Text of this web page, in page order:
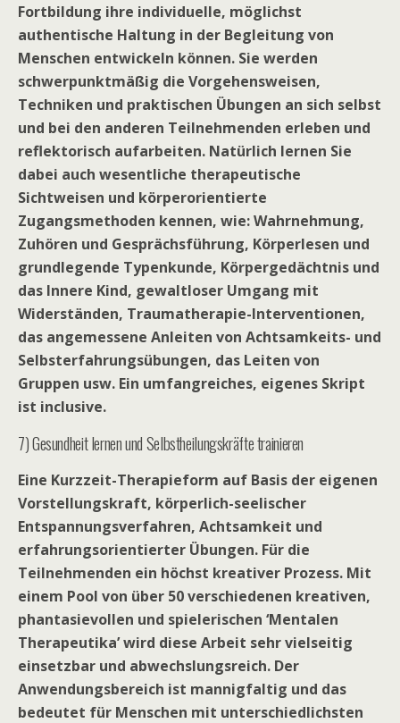
Fortbildung ihre individuelle, möglichst
authentische Haltung in der Begleitung von
Menschen entwickeln können. Sie werden
schwerpunktmäßig die Vorgehensweisen,
Techniken und praktischen Übungen an sich selbst
und bei den anderen Teilnehmenden erleben und
reflektorisch aufarbeiten. Natürlich lernen Sie
dabei auch wesentliche therapeutische
Sichtweisen und körperorientierte
Zugangsmethoden kennen, wie: Wahrnehmung,
Zuhören und Gesprächsführung, Körperlesen und
grundlegende Typenkunde, Körpergedächtnis und
das Innere Kind, gewaltloser Umgang mit
Widerständen, Traumatherapie-Interventionen,
das angemessene Anleiten von Achtsamkeits- und
Selbsterfahrungsübungen, das Leiten von
Gruppen usw. Ein umfangreiches, eigenes Skript
ist inclusive.
7) Gesundheit lernen und Selbstheilungskräfte trainieren
Eine Kurzzeit-Therapieform auf Basis der eigenen
Vorstellungskraft, körperlich-seelischer
Entspannungsverfahren, Achtsamkeit und
erfahrungsorientierter Übungen. Für die
Teilnehmenden ein höchst kreativer Prozess. Mit
einem Pool von über 50 verschiedenen kreativen,
phantasievollen und spielerischen ‘Mentalen
Therapeutika’ wird diese Arbeit sehr vielseitig
einsetzbar und abwechslungsreich. Der
Anwendungsbereich ist mannigfaltig und das
bedeutet für Menschen mit unterschiedlichsten